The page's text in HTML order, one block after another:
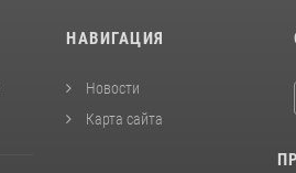
НАВИГАЦИЯ
Новости
Карта сайта